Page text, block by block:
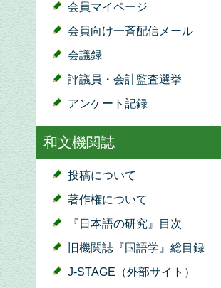
会員マイページ
会員向け一斉配信メール
会議録
評議員・会計監査選挙
アンケート記録
和文機関誌
投稿について
著作権について
『日本語の研究』目次
旧機関誌『国語学』総目録
J-STAGE（外部サイト）